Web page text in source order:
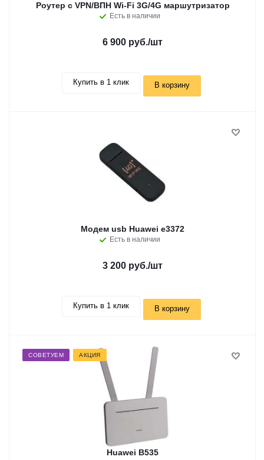
Роутер c VPN/ВПН Wi-Fi 3G/4G маршутризатор
Есть в наличии
6 900 руб./шт
Купить в 1 клик В корзину
Модем usb Huawei e3372
Есть в наличии
3 200 руб./шт
Купить в 1 клик В корзину
СОВЕТУЕМ АКЦИЯ
Huawei B535